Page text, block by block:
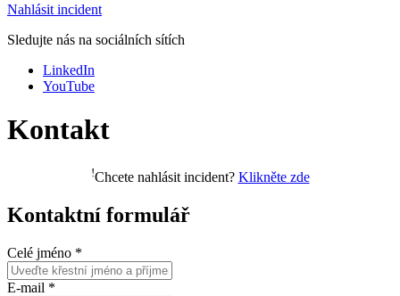
Nahlásit incident
Sledujte nás na sociálních sítích
LinkedIn
YouTube
Kontakt
!Chcete nahlásit incident? Klikněte zde
Kontaktní formulář
Celé jméno *
E-mail *